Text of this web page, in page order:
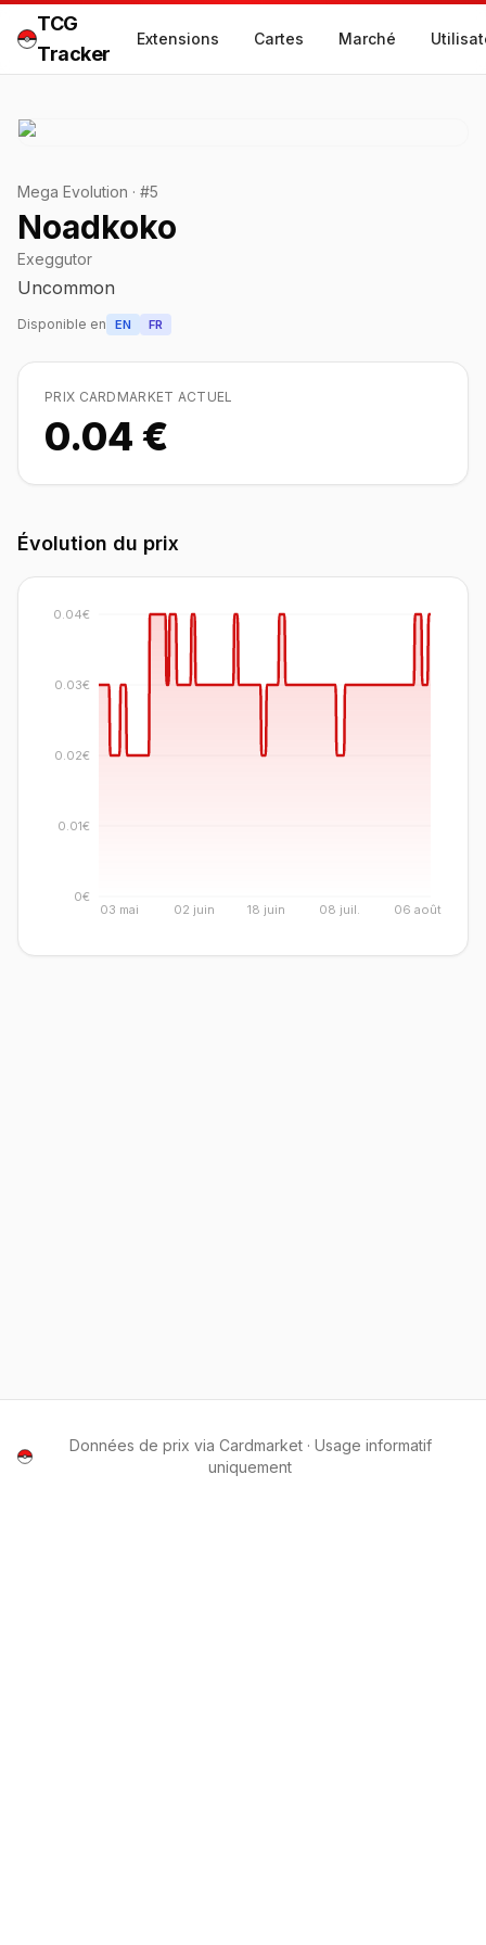
TCG
Tracker
Extensions Cartes Marché
Mega Evolution · #5
Noadkoko
Exeggutor
Uncommon
Disponible en EN FR
PRIX CARDMARKET ACTUEL
0.04 €
Évolution du prix
03 mai 02 juin 18 juin 08 juil. 06 août
0€
0.01€
0.02€
0.03€
0.04€
Données de prix via Cardmarket · Usage informatif
uniquement